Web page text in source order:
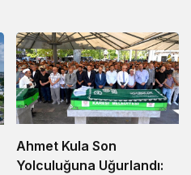
Ahmet Kula Son
Yolculuğuna Uğurlandı: